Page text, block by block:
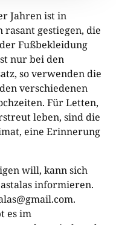
Jahren ist in
gestiegen, die
Fußbekleidung
nur bei den
so verwenden die
verschiedenen
Für Letten,
leben, sind die
eine Erinnerung
will, kann sich
informieren.
es im